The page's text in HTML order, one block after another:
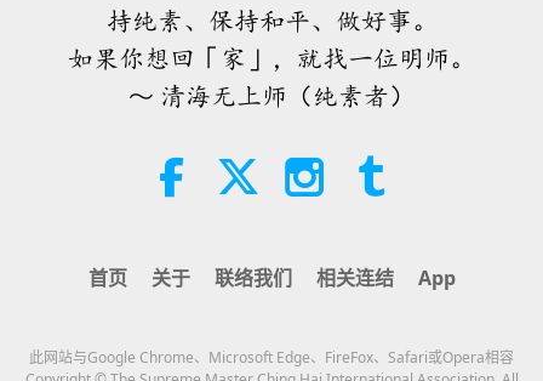
4:31
焦点新闻 2026-08-04 1081
32:52
19:31
快乐之分析：皮埃尔‧伽桑狄（素食
持纯素、保持和平、做好事。
如果你想回「家」，就找一位明师。
～ 清海无上师（纯素者）
首页 关于 联络我们 相关连结 App
此网站与Google Chrome、Microsoft Edge、FireFox、Safari或Opera相容